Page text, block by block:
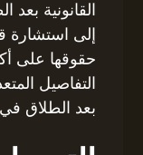
القانونية
إلى
حقوقها على
التفاصيل
بعد الطلاق